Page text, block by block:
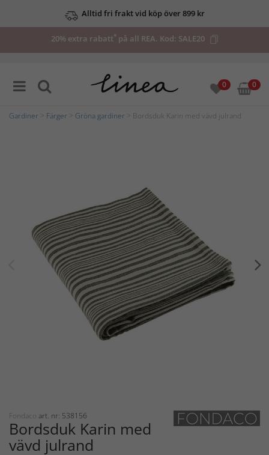
Alltid fri frakt vid köp över 899 kr
20% extra rabatt*på all REA. Kod: SALE20
0 0
Gardiner Färger Gröna gardiner > Bordsduk Karin med vävd julrand
Fondaco art. nr: 538156
Bordsduk Karin med
vävd julrand